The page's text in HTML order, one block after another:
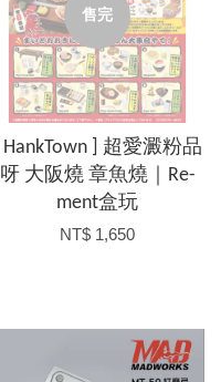
售完
[ HankTown ] 超愛澱粉品
呀 大阪燒 章魚燒｜Re-
ment盒玩
NT$ 1,650